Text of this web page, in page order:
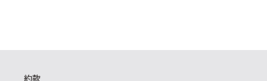
約款